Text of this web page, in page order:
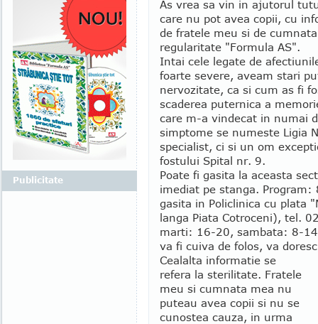
As vrea sa vin in ajutorul
care nu pot avea copii, cu
de fratele meu si de
regularitate "Formula AS".
Intai cele legate de
foarte severe, aveam stari
nervozitate, ca si cum as fi
scaderea puternica a
care m-a vindecat in numai
simptome se numeste Ligia
specialist, ci si un om
fostului Spital nr. 9.
Poate fi gasita la aceasta
imediat pe stanga.
gasita in Policlinica cu plata
langa Piata Cotroceni), tel.
marti: 16-20, sambata: 8-
va fi cuiva de folos, va
Cealalta informatie se
refera la sterilitate. Fratele
meu si cumnata mea nu
puteau avea copii si nu se
cunostea cauza, in urma
Publicitate